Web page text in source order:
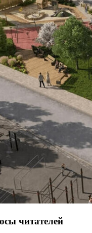
читателей